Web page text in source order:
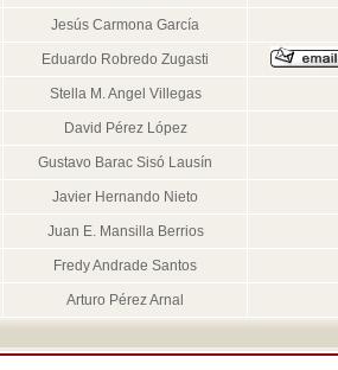
Jesús Carmona García
Eduardo Robredo Zugasti
Stella M. Angel Villegas
David Pérez López
Gustavo Barac Sisó Lausín
Javier Hernando Nieto
Juan E. Mansilla Berrios
Fredy Andrade Santos
Arturo Pérez Arnal